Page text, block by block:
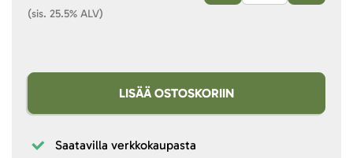
(sis. 25.5% ALV)
LISÄÄ OSTOSKORIIN
Saatavilla verkkokaupasta